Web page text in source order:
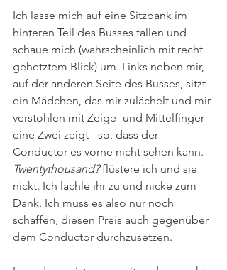
Ich lasse mich auf eine Sitzbank im
hinteren Teil des Busses fallen und
schaue mich (wahrscheinlich mit recht
gehetztem Blick) um. Links neben mir,
auf der anderen Seite des Busses, sitzt
ein Mädchen, das mir zulächelt und mir
verstohlen mit Zeige- und Mittelfinger
eine Zwei zeigt - so, dass der
Conductor es vorne nicht sehen kann.
Twentythousand? flüstere ich und sie
nickt. Ich lächle ihr zu und nicke zum
Dank. Ich muss es also nur noch
schaffen, diesen Preis auch gegenüber
dem Conductor durchzusetzen.